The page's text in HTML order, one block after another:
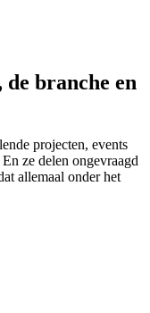
branche en
projecten, events
ze delen ongevraagd
allemaal onder het